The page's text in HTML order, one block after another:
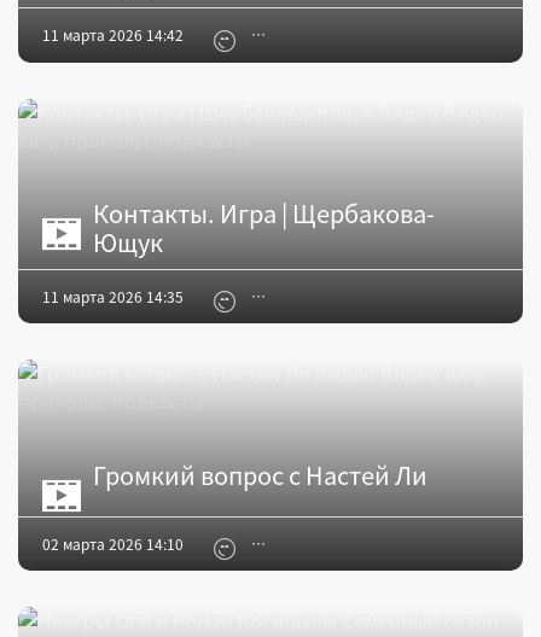
11 марта 2026 14:42
Контакты. Игра | Щербакова-
Ющук
11 марта 2026 14:35
Громкий вопрос с Настей Ли
02 марта 2026 14:10